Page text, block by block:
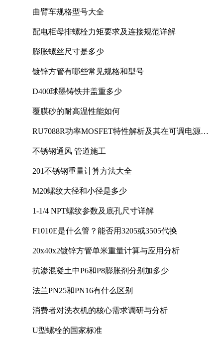
曲臂车规格型号大全
配电柜母排螺栓力矩要求及连接规范详解
膨胀螺丝尺寸是多少
镀锌方管有哪些常见规格和型号
D400球墨铸铁井盖重多少
覆膜砂的耐高温性能如何
RU7088R功率MOSFET特性解析及其在可调电源设
不锈钢通风 管道施工
201不锈钢重量计算方法大全
M20螺纹大径和小径是多少
1-1/4 NPT螺纹参数及底孔尺寸详解
F1010E是什么管？能否用3205或3505代换
20x40x2镀锌方管单米重量计算与应用分析
抗渗混凝土中P6和P8膨胀剂分别加多少
法兰PN25和PN16有什么区别
消费者对洗衣机的核心需求调研与分析
U型螺栓的国家标准